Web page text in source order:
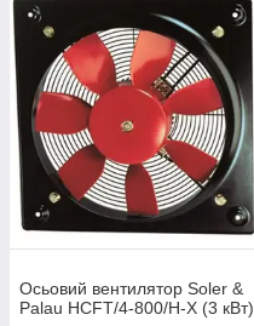
Осьовий вентилятор Soler &
Palau HCFT/4-800/H-X (3 кВт)